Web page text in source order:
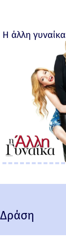
Η άλλη
Δράση